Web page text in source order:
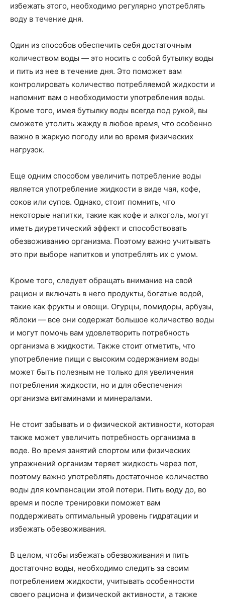
избежать этого, необходимо регулярно употреблять
воду в течение дня.
Один из способов обеспечить себя достаточным
количеством воды — это носить с собой бутылку воды
и пить из нее в течение дня. Это поможет вам
контролировать количество потребляемой жидкости и
напомнит вам о необходимости употребления воды.
Кроме того, имея бутылку воды всегда под рукой, вы
сможете утолить жажду в любое время, что особенно
важно в жаркую погоду или во время физических
нагрузок.
Еще одним способом увеличить потребление воды
является употребление жидкости в виде чая, кофе,
соков или супов. Однако, стоит помнить, что
некоторые напитки, такие как кофе и алкоголь, могут
иметь диуретический эффект и способствовать
обезвоживанию организма. Поэтому важно учитывать
это при выборе напитков и употреблять их с умом.
Кроме того, следует обращать внимание на свой
рацион и включать в него продукты, богатые водой,
такие как фрукты и овощи. Огурцы, помидоры, арбузы,
яблоки — все они содержат большое количество воды
и могут помочь вам удовлетворить потребность
организма в жидкости. Также стоит отметить, что
употребление пищи с высоким содержанием воды
может быть полезным не только для увеличения
потребления жидкости, но и для обеспечения
организма витаминами и минералами.
Не стоит забывать и о физической активности, которая
также может увеличить потребность организма в
воде. Во время занятий спортом или физических
упражнений организм теряет жидкость через пот,
поэтому важно употреблять достаточное количество
воды для компенсации этой потери. Пить воду до, во
время и после тренировки поможет вам
поддерживать оптимальный уровень гидратации и
избежать обезвоживания.
В целом, чтобы избежать обезвоживания и пить
достаточно воды, необходимо следить за своим
потреблением жидкости, учитывать особенности
своего рациона и физической активности, а также